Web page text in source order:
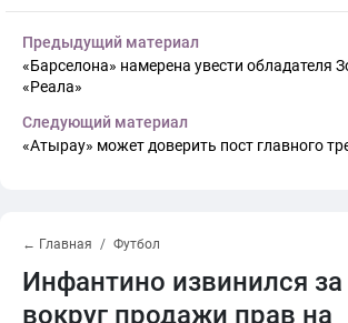
Предыдущий материал
«Барселона» намерена увести обладателя
«Реала»
Следующий материал
«Атырау» может доверить пост главного
← Главная Футбол
Инфантино извинился
вокруг продажи прав на